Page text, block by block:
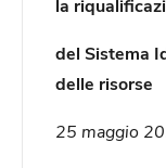
la
del Sistema
delle risorse
25 maggio